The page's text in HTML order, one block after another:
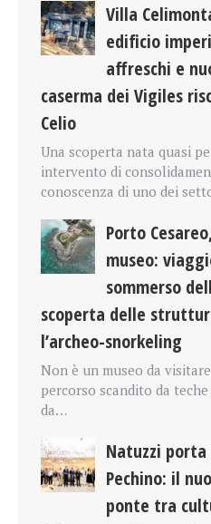
Villa
edificio
affreschi e
caserma dei Vigiles
Celio
Una scoperta nata quasi
intervento di
conoscenza di uno dei
Porto
museo:
sommerso
scoperta delle
l’archeo-snorkeling
Non è un museo da
percorso scandito da
da…
Natuzzi
Pechino: il
ponte tra